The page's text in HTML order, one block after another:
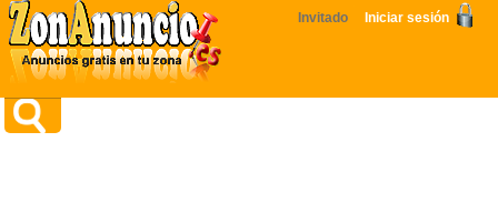
Invitado Iniciar sesión